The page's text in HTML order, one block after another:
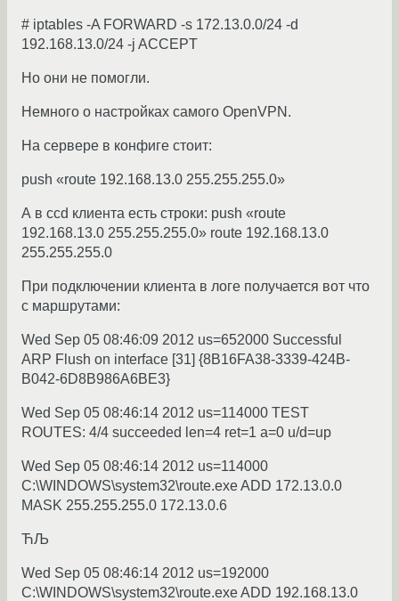
# iptables -A FORWARD -s 172.13.0.0/24 -d
192.168.13.0/24 -j ACCEPT
Но они не помогли.
Немного о настройках самого OpenVPN.
На сервере в конфиге стоит:
push «route 192.168.13.0 255.255.255.0»
А в ccd клиента есть строки: push «route
192.168.13.0 255.255.255.0» route 192.168.13.0
255.255.255.0
При подключении клиента в логе получается вот что
с маршрутами:
Wed Sep 05 08:46:09 2012 us=652000 Successful
ARP Flush on interface [31] {8B16FA38-3339-424B-
B042-6D8B986A6BE3}
Wed Sep 05 08:46:14 2012 us=114000 TEST
ROUTES: 4/4 succeeded len=4 ret=1 a=0 u/d=up
Wed Sep 05 08:46:14 2012 us=114000
C:\WINDOWS\system32\route.exe ADD 172.13.0.0
MASK 255.255.255.0 172.13.0.6
ЋЉ
Wed Sep 05 08:46:14 2012 us=192000
C:\WINDOWS\system32\route.exe ADD 192.168.13.0